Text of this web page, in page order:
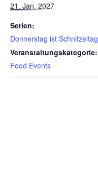
21. Jan. 2027
Serien:
Donnerstag ist Schnitzeltag
Veranstaltungskategorie:
Food Events